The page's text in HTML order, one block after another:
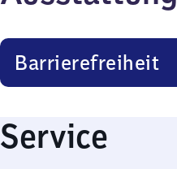
Barrierefreiheit
Service